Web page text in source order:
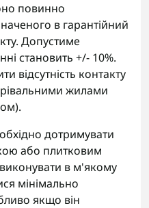
повинно
в гарантійний
Допустиме
становить +/- 10%.
відсутність контакту
жилами
дотримувати
або плитковим
в м'якому
мінімально
якщо він